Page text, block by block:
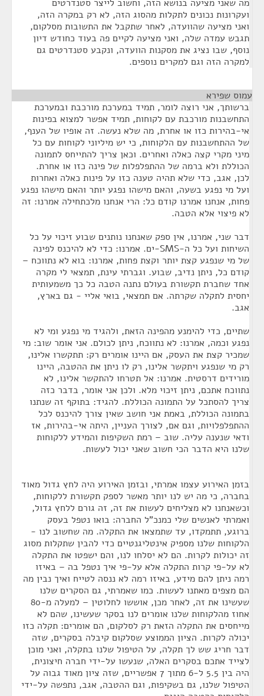
מה שאני מציעה בנושא הזה, וחשוב לייצר סטנדרטים
ועקרונות נכונים לתקלות מהסוג הזה, לא רק במקרה הזה,
ואני מציעה שהוועדה, לאחר שתקבל את התשובות מסלקום,
תגבש עמדה שלה, ואני מציעה לקיים פה בעוד כחודש דיון
נוסף, שבו נציג את מסקנות הוועדה, ונקבע סטנדרטים גם
למקרה הזה וגם למקרים נוספים.
עמוס שפירא
ברשותך, אני רוצה לומר, תמיד במערכת מורכבת ובמערכת
התחשבנות מורכבת עם לקוחות, תמיד אפשר למצוא בפינות
אי-בהירות כזו או אחרת, מה שלא נעשה. זה אופיו של הענף,
של ההתחשבנות עם הלקוחות, כי יש מיליוני לקוחות עם כל
מיני מקרי קצה כאלה ואחרים. וכאן צריך להתייחס לתמונה
הכוללת ולא ברמה של ההתפלפלות של פינה כזו או אחרת.
לכן, אגב, כדי שלא תהיה טענה כזו על פינות כאלה ואחרות
ועל מי נפגע בשעה, והאם מישהו נפגע יותר והאם מישהו נפגע
פחות, אנחנו אמרנו קודם כל: הרי אנחנו מלכתחילה אמרנו: זה
לא פיצוי אלא הטבה.
דבר שני, אמרנו, אין ספק שאנחנו נותנים שבוע זיכוי על כל
השיחות ועל כל ה-SMS-ים. אמרנו: כדי לא להיכנס לפינה
של מי שנפגע קצת יותר וקצת פחות, אמרנו: בוא לא נתווכח –
קודם כל, ניתן נדיב, שבוע. וגברתי עינת, תמצאי לי מקרה
אחד שחברת תקשורת בעולם נתנה הטבה כל כך משמעותית
יחסית לתקלה שקרתה. אם תמצאי, בואי אליי - גם בארץ,
אגב.
שתיים, כדי להימנע מהפינה הזאת, ולהגיד מי נפגע ומי לא
נפגע וכמה, אמרנו: לא נתווכח, ניתן לכולם. אני אומר שוב: מי
שמכיר קצת את העסק, אם היינו אומרים רק: תתקשרו אלינו,
רק מי שנפגע ויתקשר אלינו, רק לו ניתן את ההטבה, היינו
מורידים דרסטית. אמרנו: אל תטרחו להתקשר אלינו, לא
נתווכח אתכם, ניתן זיכוי מלא. ולכן אני אומר, בדבר כזה
צריך להסתכל על התמונה הכוללת. להגיד: בתוקף זה שנתנו
בתמונה הכוללת, באמת אני חושב שאין צורך להיכנס לכל
ההתפלפלויות, וגם אם, לצורך העניין, היתה אי-בהירות, אז
ודאי שנענה עליה. שוב – רמת השקיפות והמידע ללקוחות
שלנו היא הדבר הכי חשוב שאני יכול לעשות.
בזמן האירוע עצמו אמרתי, ובזמן האירוע היה לחץ גדול מאוד
בחברה, כי מה יש לנו יותר מאשר לספק תקשורת ללקוחות,
וכשאנחנו לא מצליחים לעשות את זה, זה גורם ללחץ גדול,
ואמרתי לאנשים שלי כמנכ"ל החברה: בואו נטפל בעסק
ברוגע, תתמקדו, עד שתמצאו את התקלה. מה שחשוב לנו -
הלקוחות שלנו מספיק אינטליגנטיים כדי להבין שתקלות מסוג
זה יכולות לקרות. הם לא יסלחו לנו, והם ישפטו את התקלה
לא על-פי קרות התקלה אלא על-פי איך נטפל בה – באיזו
רמה ניתן להם מידע, באיזו רמה לא ננסה לטייח ואיך נבין מה
הם מצפים מאתנו לעשות. כמו שאמרתי, גם הסקרים שלנו
שעשינו את זה, לאחר מכן, אוששו לחלוטין – למעלה מ-80
אחוז מהלקוחות שלנו אומרים לנו בסקר שעשינו, שהם לא
מייחסים את התקלה הזאת רק לסלקום, הם אומרים: תקלה כזו
יכולה לקרות. הציון הממוצע שסלקום קיבלה בסקרים, שזה
דבר חריג שש לך תקלה, על הטיפול שלנו בתקלה, ואני מוכן
לצייד אתכם בסקרים האלה, שנעשו על-ידי חברה חיצונית,
היה בין 5.5 ל-6 מתוך 7 אפשריים, שזה ציון מאוד גבוה על
הטיפול שלנו, גם בשקיפות, וגם ההטבה, אגב, נתפשה על-ידי